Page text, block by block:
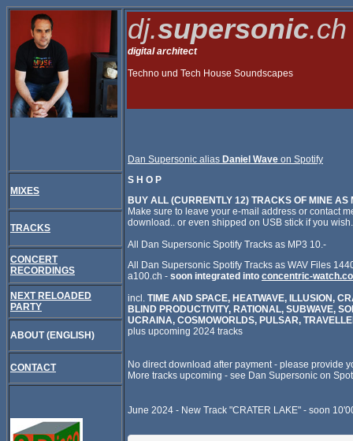
dj.supersonic.ch
digital architect
Techno und Tech House Soundscapes
Dan Supersonic alias Daniel Wave on Spotify
S H O P
BUY ALL (CURRENTLY 12) TRACKS OF MINE
Make sure to leave your e-mail address or contact
download.. or even shipped on USB stick if you wish.
All Dan Supersonic Spotify Tracks as MP3 10.-
All Dan Supersonic Spotify Tracks as WAV Files
a100.ch - soon integrated into concentric-
incl. TIME AND SPACE, HEATWAVE, ILLUSION,
BLIND PRODUCTIVITY, RATIONAL, SUBWAVE,
UCRAINA, COSMOWORLDS, PULSAR,
plus upcoming 2024 tracks
No direct download after payment - please provide
More tracks upcoming - see Dan Supersonic on
June 2024 - New Track "CRATER LAKE" - soon
MIXES
TRACKS
CONCERT
RECORDINGS
NEXT RELOADED
PARTY
ABOUT (ENGLISH)
CONTACT